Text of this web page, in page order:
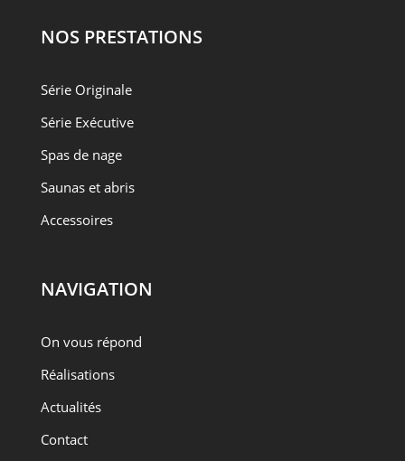
NOS PRESTATIONS
Série Originale
Série Exécutive
Spas de nage
Saunas et abris
Accessoires
NAVIGATION
On vous répond
Réalisations
Actualités
Contact